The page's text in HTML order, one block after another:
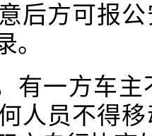
后方可报
。
有一方车
人员不得